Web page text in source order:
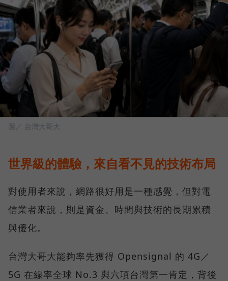
圖／ 台灣大哥大
世界級的體驗，來自看不見的技術布局
對使用者來說，網路很好用是一種感覺，但對電
信業者來說，則是資金、時間與技術的長期累積
與優化。
台灣大哥大能夠率先獲得 Opensignal 的 4G／
5G 在線率全球 No.3 與六項台灣第一肯定，背後